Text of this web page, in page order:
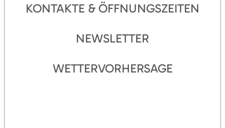
KONTAKTE & ÖFFNUNGSZEITEN
NEWSLETTER
WETTERVORHERSAGE